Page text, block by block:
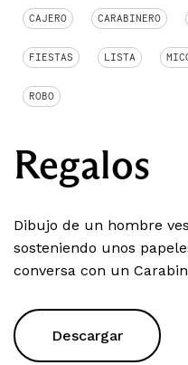
CAJERO CARABINERO
FIESTAS LISTA
ROBO
Regalos
Dibujo de un hombre
sosteniendo unos
conversa con un
Descargar